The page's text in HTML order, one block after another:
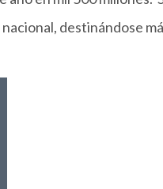
destinándose